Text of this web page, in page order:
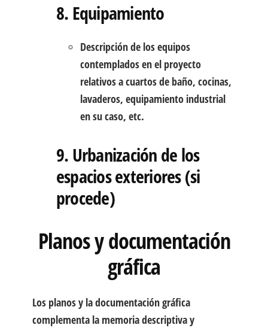
8. Equipamiento
Descripción de los equipos
contemplados en el proyecto
relativos a cuartos de baño, cocinas,
lavaderos, equipamiento industrial
en su caso, etc.
9. Urbanización de los
espacios exteriores (si
procede)
Planos y documentación
gráfica
Los planos y la documentación gráfica
complementa la memoria descriptiva y